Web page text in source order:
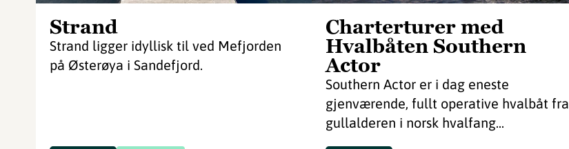
Strand
Strand ligger idyllisk til ved Mefjorden
på Østerøya i Sandefjord.
Charterturer med
Hvalbåten Southern
Actor
Southern Actor er i dag eneste
gjenværende, fullt operative hvalbåt fra
gullalderen i norsk hvalfang...